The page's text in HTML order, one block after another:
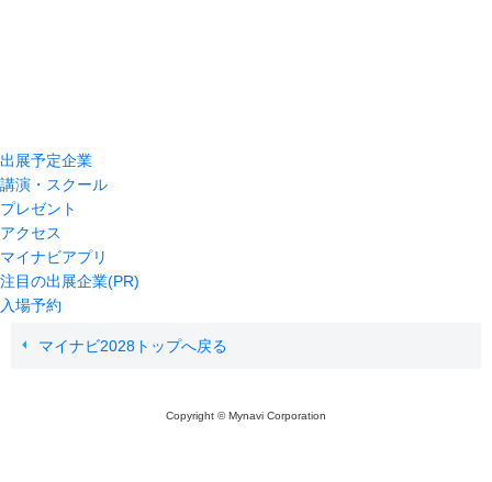
出展予定企業
講演・スクール
プレゼント
アクセス
マイナビアプリ
注目の出展企業(PR)
入場予約
マイナビ2028トップへ戻る
Copyright © Mynavi Corporation